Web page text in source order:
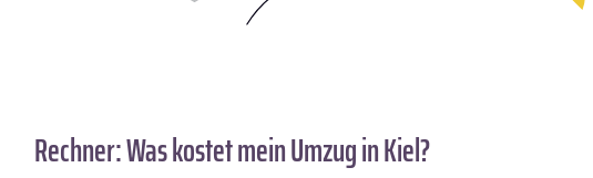
Rechner: Was kostet mein Umzug in Kiel?